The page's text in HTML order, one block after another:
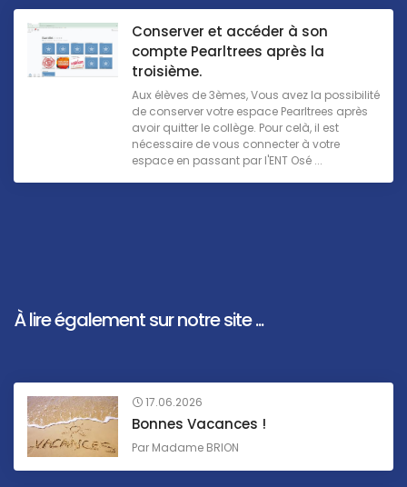
Conserver et accéder à son
compte Pearltrees après la
troisième.
Aux élèves de 3èmes, Vous avez la possibilité
de conserver votre espace Pearltrees après
avoir quitter le collège. Pour celà, il est
nécessaire de vous connecter à votre
espace en passant par l'ENT Osé ...
À lire également sur notre site ...
17.06.2026
Bonnes Vacances !
Par Madame BRION